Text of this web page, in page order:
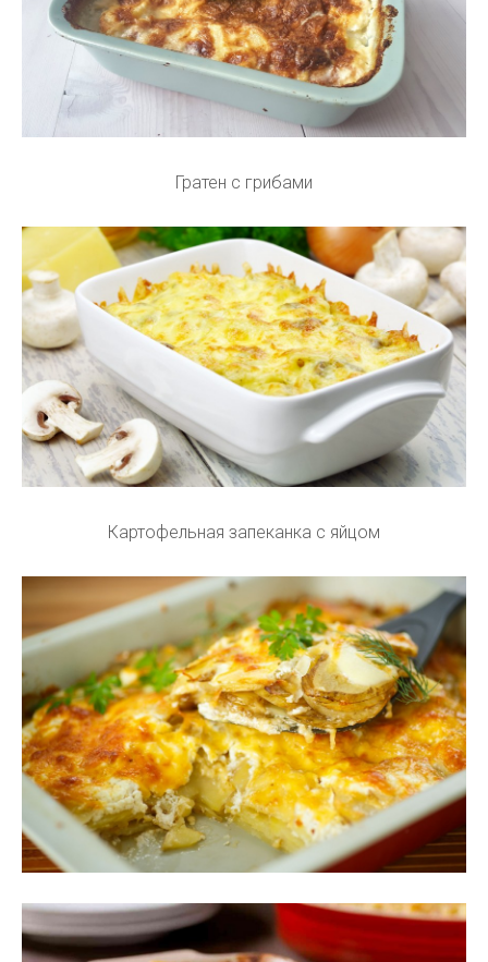
Гратен с грибами
Картофельная запеканка с яйцом